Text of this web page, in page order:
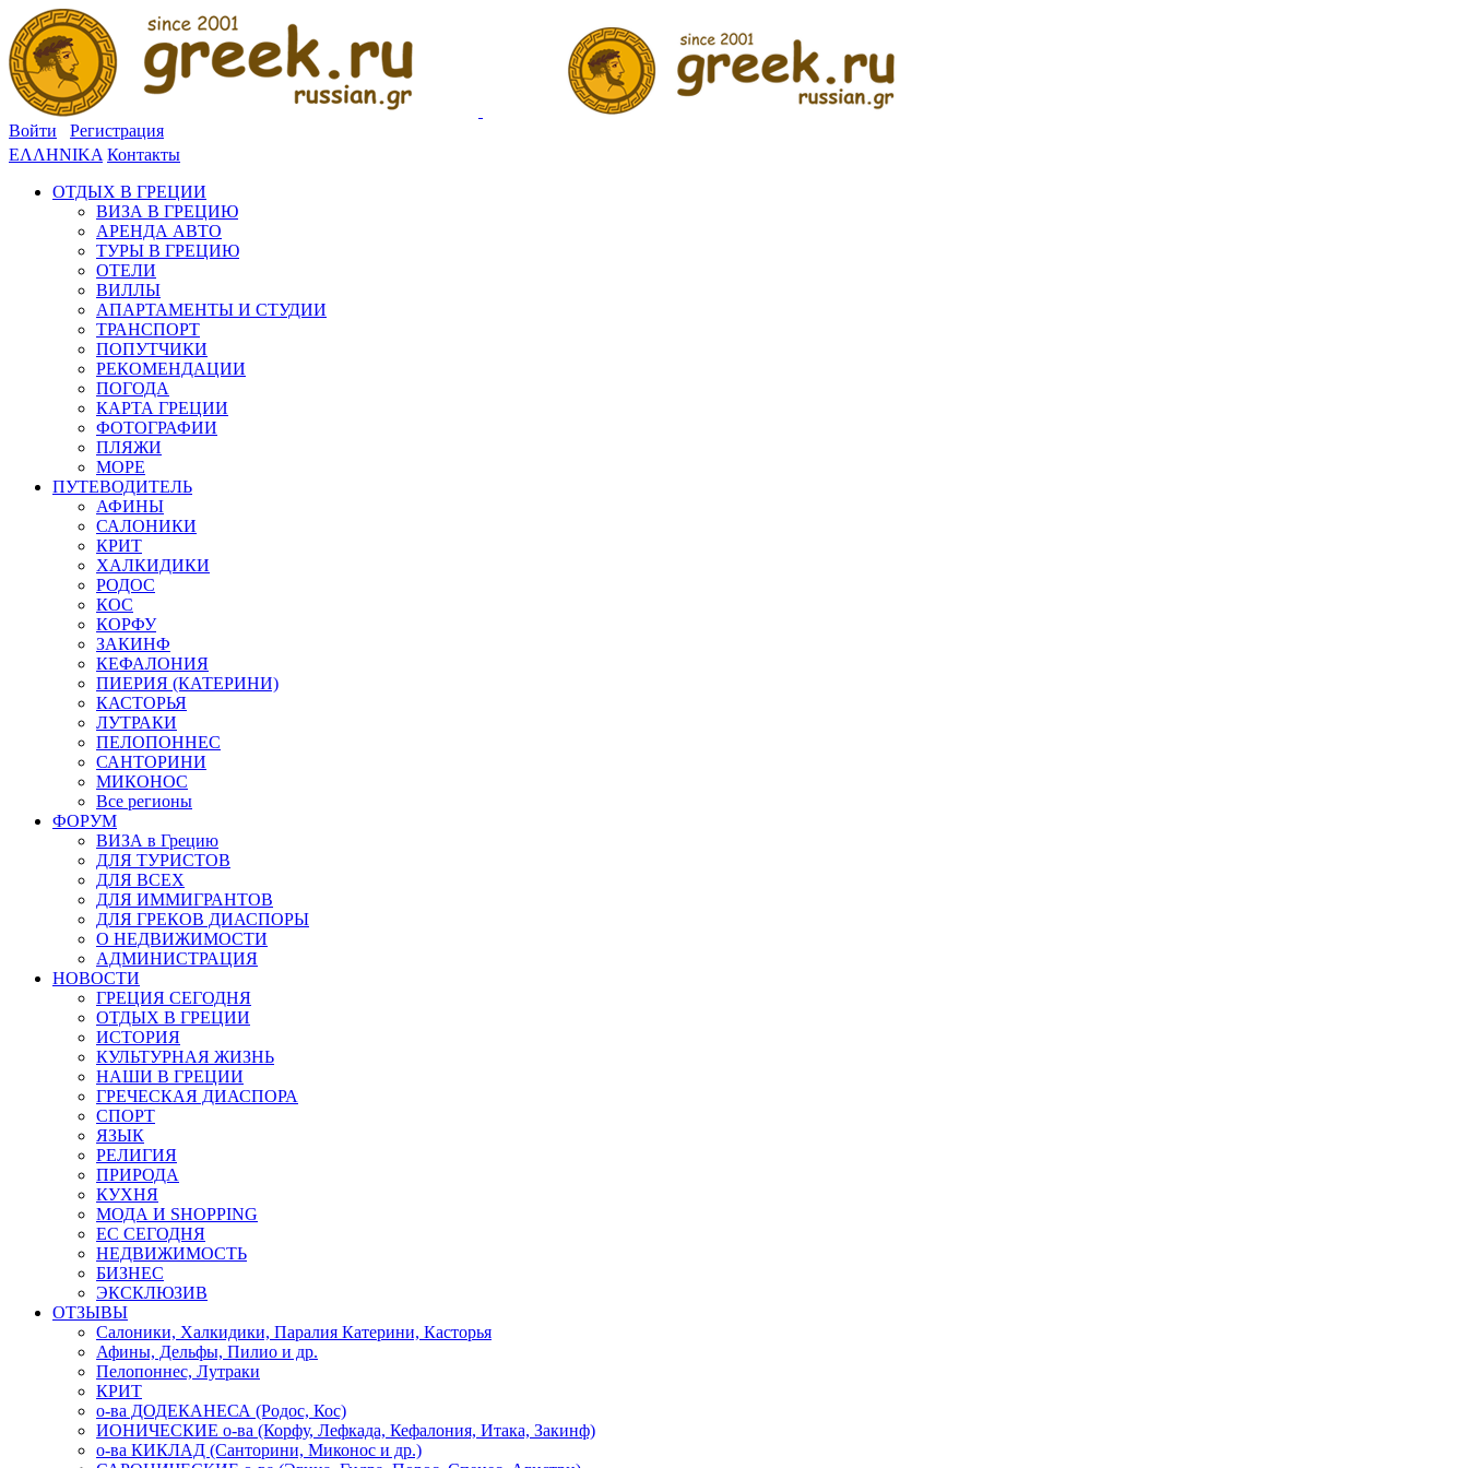
Войти
Регистрация
ΕΛΛΗΝΙΚΑ Контакты
ОТДЫХ В ГРЕЦИИ
ВИЗА В ГРЕЦИЮ
АРЕНДА АВТО
ТУРЫ В ГРЕЦИЮ
ОТЕЛИ
ВИЛЛЫ
АПАРТАМЕНТЫ И СТУДИИ
ТРАНСПОРТ
ПОПУТЧИКИ
РЕКОМЕНДАЦИИ
ПОГОДА
КАРТА ГРЕЦИИ
ФОТОГРАФИИ
ПЛЯЖИ
МОРЕ
ПУТЕВОДИТЕЛЬ
АФИНЫ
САЛОНИКИ
КРИТ
ХАЛКИДИКИ
РОДОС
КОС
КОРФУ
ЗАКИНФ
КЕФАЛОНИЯ
ПИЕРИЯ (КАТЕРИНИ)
КАСТОРЬЯ
ЛУТРАКИ
ПЕЛОПОННЕС
САНТОРИНИ
МИКОНОС
Все регионы
ФОРУМ
ВИЗА в Грецию
ДЛЯ ТУРИСТОВ
ДЛЯ ВСЕХ
ДЛЯ ИММИГРАНТОВ
ДЛЯ ГРЕКОВ ДИАСПОРЫ
О НЕДВИЖИМОСТИ
АДМИНИСТРАЦИЯ
НОВОСТИ
ГРЕЦИЯ СЕГОДНЯ
ОТДЫХ В ГРЕЦИИ
ИСТОРИЯ
КУЛЬТУРНАЯ ЖИЗНЬ
НАШИ В ГРЕЦИИ
ГРЕЧЕСКАЯ ДИАСПОРА
СПОРТ
ЯЗЫК
РЕЛИГИЯ
ПРИРОДА
КУХНЯ
МОДА И SHOPPING
ЕС СЕГОДНЯ
НЕДВИЖИМОСТЬ
БИЗНЕС
ЭКСКЛЮЗИВ
ОТЗЫВЫ
Салоники, Халкидики, Паралия Катерини, Касторья
Афины, Дельфы, Пилио и др.
Пелопоннес, Лутраки
КРИТ
о-ва ДОДЕКАНЕСА (Родос, Кос)
ИОНИЧЕСКИЕ о-ва (Корфу, Лефкада, Кефалония, Итака, Закинф)
о-ва КИКЛАД (Санторини, Миконос и др.)